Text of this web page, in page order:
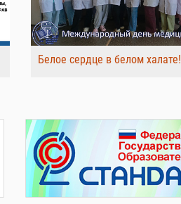
Белое сердце в белом халате!